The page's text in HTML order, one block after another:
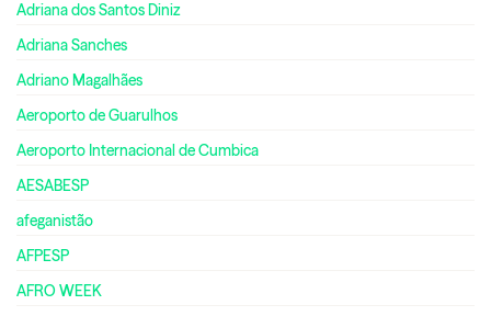
Adriana dos Santos Diniz
Adriana Sanches
Adriano Magalhães
Aeroporto de Guarulhos
Aeroporto Internacional de Cumbica
AESABESP
afeganistão
AFPESP
AFRO WEEK